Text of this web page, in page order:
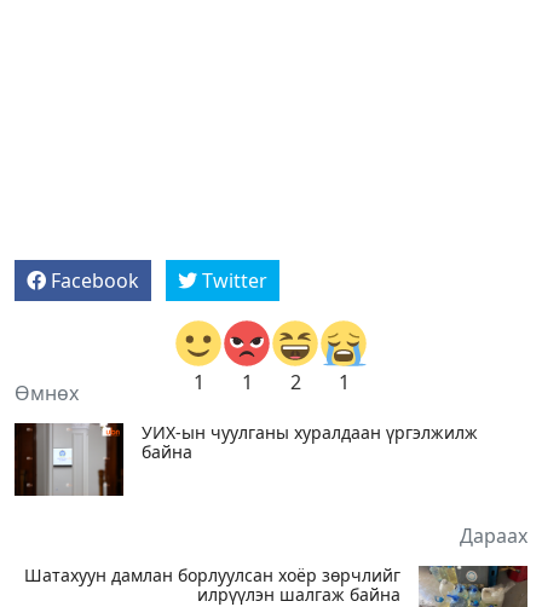
Facebook Twitter
1 1 2 1
Өмнөх
УИХ-ын чуулганы хуралдаан үргэлжилж
байна
Дараах
Шатахуун дамлан борлуулсан хоёр зөрчлийг
илрүүлэн шалгаж байна